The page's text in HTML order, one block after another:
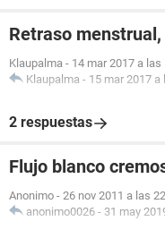
Retraso
Klaupalma - 14 mar 2017 a las
Klaupalma - 15 mar 2017 a
2 respuestas
Flujo blanco
Anonimo - 26 nov 2011 a las
anonimo0026 - 31 may